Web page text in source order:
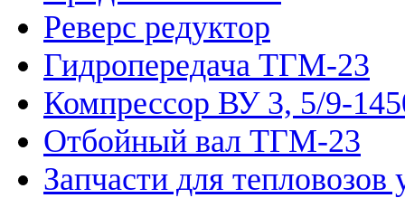
Реверс редуктор
Гидропередача ТГМ-23
Компрессор ВУ 3, 5/9-
Отбойный вал ТГМ-23
Запчасти для